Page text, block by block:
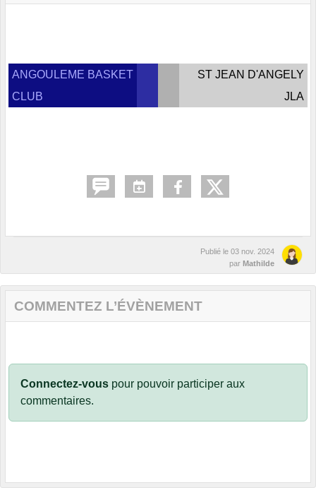
ANGOULEME BASKET
CLUB
ST JEAN D'ANGELY
JLA
Publié le 03 nov. 2024
par Mathilde
COMMENTEZ L’ÉVÈNEMENT
Connectez-vous pour pouvoir participer aux
commentaires.